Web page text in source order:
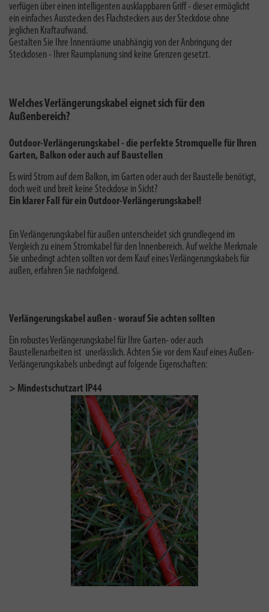
verfügen über einen intelligenten ausklappbaren Griff - dieser ermöglicht
ein einfaches Ausstecken des Flachsteckers aus der Steckdose ohne
jeglichen Kraftaufwand.
Gestalten Sie Ihre Innenräume unabhängig von der Anbringung der
Steckdosen - Ihrer Raumplanung sind keine Grenzen gesetzt.
Welches Verlängerungskabel eignet sich für den
Außenbereich?
Outdoor-Verlängerungskabel - die perfekte Stromquelle für Ihren
Garten, Balkon oder auch auf Baustellen
Es wird Strom auf dem Balkon, im Garten oder auch der Baustelle benötigt,
doch weit und breit keine Steckdose in Sicht?
Ein klarer Fall für ein Outdoor-Verlängerungskabel!
Ein Verlängerungskabel für außen unterscheidet sich grundlegend im
Vergleich zu einem Stromkabel für den Innenbereich. Auf welche Merkmale
Sie unbedingt achten sollten vor dem Kauf eines Verlängerungskabels für
außen, erfahren Sie nachfolgend.
Verlängerungskabel außen - worauf Sie achten sollten
Ein robustes Verlängerungskabel für Ihre Garten- oder auch
Baustellenarbeiten ist unerlässlich. Achten Sie vor dem Kauf eines Außen-
Verlängerungskabels unbedingt auf folgende Eigenschaften:
> Mindestschutzart IP44